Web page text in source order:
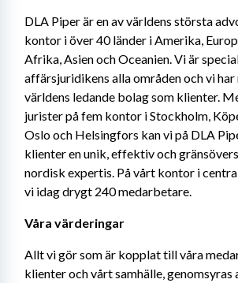
DLA Piper är en av världens största
kontor i över 40 länder i Amerika,
Afrika, Asien och Oceanien. Vi är
affärsjuridikens alla områden och vi har
världens ledande bolag som klienter.
jurister på fem kontor i Stockholm,
Oslo och Helsingfors kan vi på DLA
klienter en unik, effektiv och
nordisk expertis. På vårt kontor i
vi idag drygt 240 medarbetare.
Våra värderingar
Allt vi gör som är kopplat till våra
klienter och vårt samhälle, genomsyras